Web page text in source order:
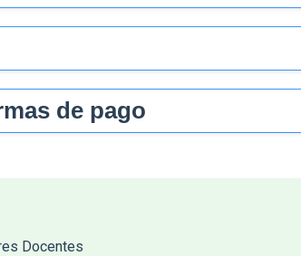
de pago
Docentes